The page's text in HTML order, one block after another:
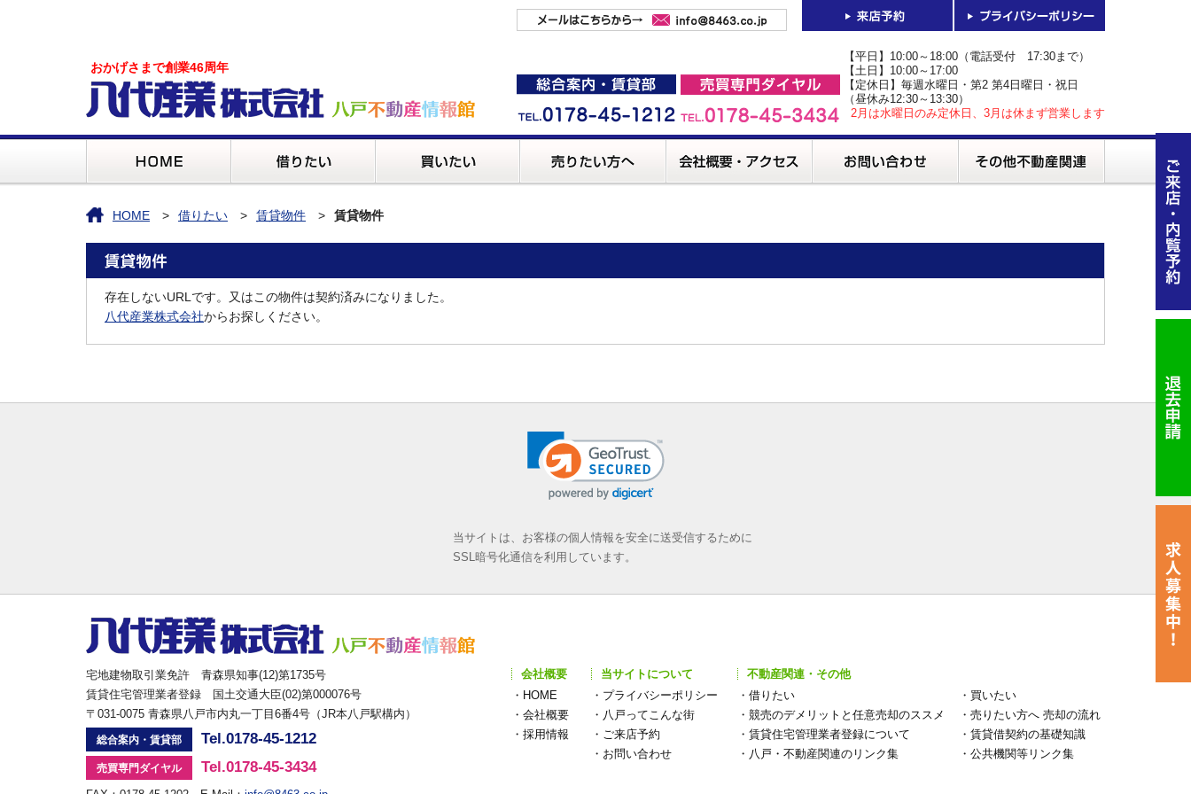
おかげさまで創業46周年
【平日】10:00～18:00（電話受付 17:30まで）
【土日】10:00～17:00
【定休日】毎週水曜日・第2 第4日曜日・祝日
（昼休み12:30～13:30）
2月は水曜日のみ定休日、3月は休まず営業します
HOME 借りたい 賃貸物件 賃貸物件
存在しないURLです。又はこの物件は契約済みになりました。
八代産業株式会社からお探しください。
当サイトは、お客様の個人情報を安全に送受信するために
SSL暗号化通信を利用しています。
宅地建物取引業免許 青森県知事(12)第1735号
賃貸住宅管理業者登録 国土交通大臣(02)第000076号
〒031-0075 青森県八戸市内丸一丁目6番4号（JR本八戸駅構内）
総合案内・賃貸部 Tel.0178-45-1212
売買専門ダイヤル Tel.0178-45-3434
会社概要
・ HOME
・ 会社概要
・ 採用情報
当サイトについて
・ プライバシーポリシー
・ 八戸ってこんな街
・ ご来店予約
・ お問い合わせ
不動産関連・その他
・ 借りたい ・ 買いたい
・ 競売のデメリットと任意売却のススメ ・ 売りたい方へ 売却の流れ
・ 賃貸住宅管理業者登録について ・ 賃貸借契約の基礎知識
・ 八戸・不動産関連のリンク集 ・ 公共機関等リンク集